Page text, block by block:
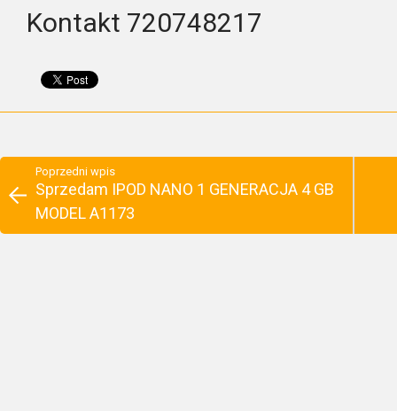
Kontakt 720748217
Poprzedni wpis
Sprzedam IPOD NANO 1 GENERACJA 4 GB
MODEL A1173